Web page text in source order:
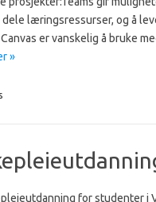
dele læringsressurser, og å
er vanskelig å bruke
»
for studenter i